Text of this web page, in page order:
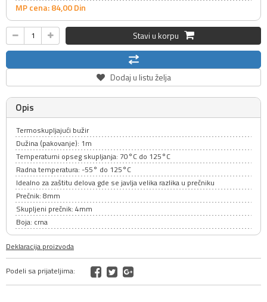
MP cena: 84,00Din
Stavi u korpu
Dodaj u listu želja
Opis
Termoskupljajući bužir
Dužina (pakovanje): 1m
Temperaturni opseg skupljanja: 70°C do 125°C
Radna temperatura: -55° do 125°C
Idealno za zaštitu delova gde se javlja velika razlika u prečniku
Prečnik: 8mm
Skupljeni prečnik: 4mm
Boja: crna
Deklaracija proizvoda
Podeli sa prijateljima: